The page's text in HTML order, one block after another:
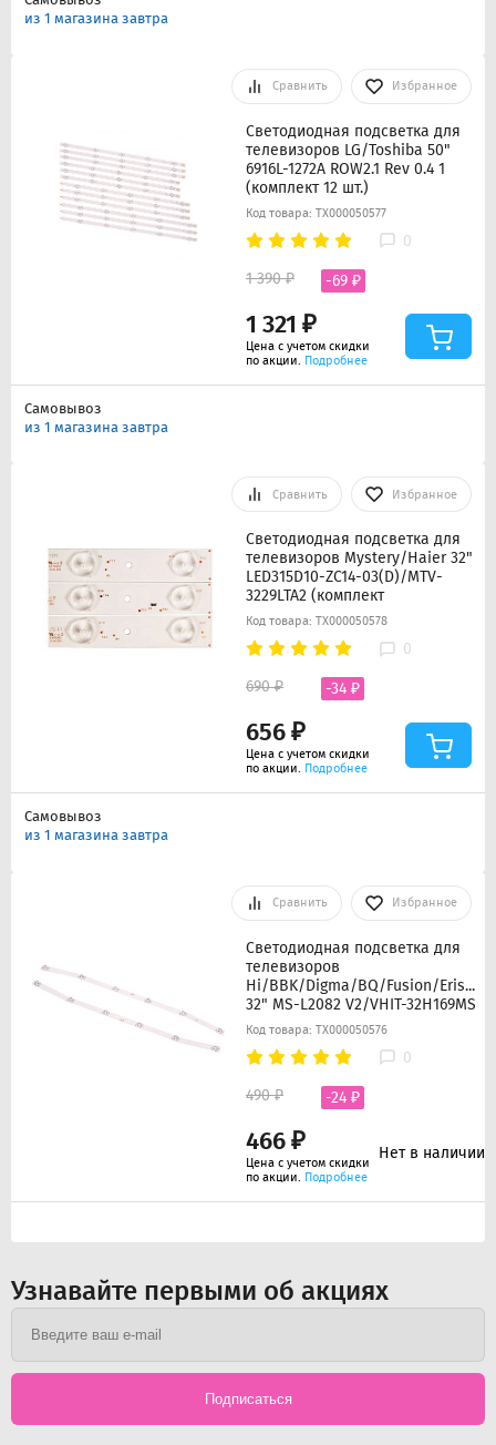
из 1 магазина завтра
Сравнить Избранное
Светодиодная подсветка для
телевизоров LG/Toshiba 50"
6916L-1272A ROW2.1 Rev 0.4 1
(комплект 12 шт.)
Код товара: ТХ000050577
0
1 321 ₽
1 390 ₽ -69 ₽
Цена с учетом скидки
по акции. Подробнее
Самовывоз
из 1 магазина завтра
Сравнить Избранное
Светодиодная подсветка для
телевизоров Mystery/Haier 32"
LED315D10-ZC14-03(D)/MTV-
3229LTA2 (комплект
Код товара: ТХ000050578
0
656 ₽
690 ₽ -34 ₽
Цена с учетом скидки
по акции. Подробнее
Самовывоз
из 1 магазина завтра
Сравнить Избранное
Светодиодная подсветка для
телевизоров
Hi/BBK/Digma/BQ/Fusion/Erisson
32" MS-L2082 V2/VHIT-32H169MS
Код товара: ТХ000050576
0
466 ₽
490 ₽ -24 ₽
Цена с учетом скидки
по акции. Подробнее
Нет в наличии
Узнавайте первыми об акциях
Подписаться